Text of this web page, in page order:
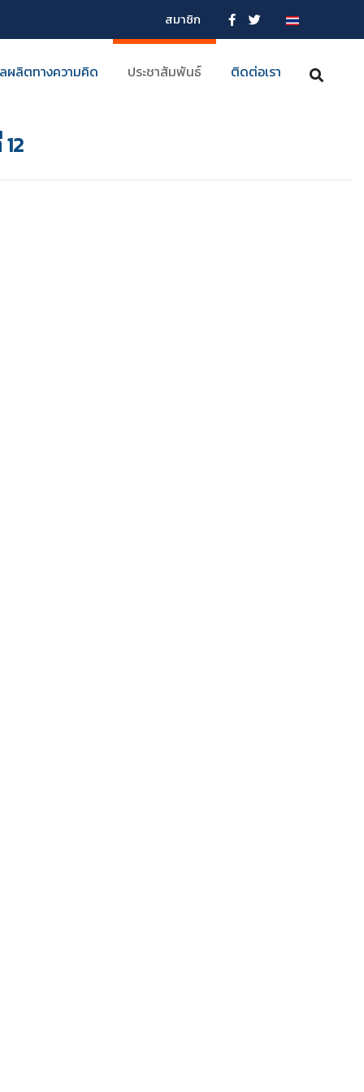
สมาชิก
ผลิตทางความคิด ประชาสัมพันธ์ ติดต่อเรา